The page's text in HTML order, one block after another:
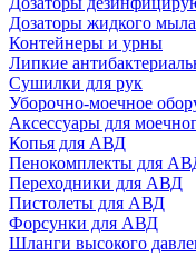
Дозаторы жидкого мыла
Контейнеры и урны
Липкие
Сушилки для рук
Уборочно-моечное
Аксессуары для
Копья для АВД
Пенокомплекты для
Переходники для АВД
Пистолеты для АВД
Форсунки для АВД
Шланги высокого